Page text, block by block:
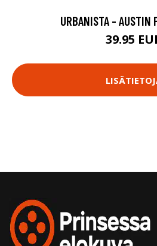
URBANISTA - AUSTIN
39.95